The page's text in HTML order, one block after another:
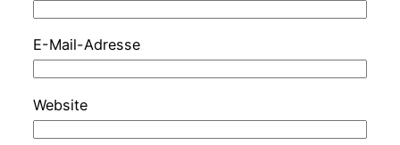
E-Mail-Adresse
Website